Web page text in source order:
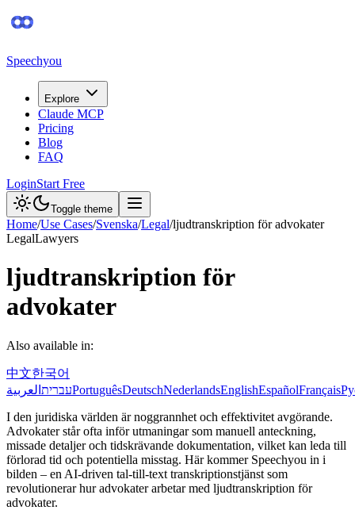
Speechyou
Explore
Claude MCP
Pricing
Blog
FAQ
LoginStart Free
Toggle theme
Home/Use Cases/Svenska/Legal/ljudtranskription för advokater
LegalLawyers
ljudtranskription för
advokater
Also available in:
中文한국어
עברית العربية PortuguêsDeutschNederlandsEnglishEspañolFrançais
I den juridiska världen är noggrannhet och effektivitet avgörande.
Advokater står ofta inför utmaningar som manuell anteckning,
missade detaljer och tidskrävande dokumentation, vilket kan leda till
förlorad tid och potentiella misstag. Här kommer Speechyou in i
bilden – en AI-driven tal-till-text transkriptionstjänst som
revolutionerar hur advokater arbetar med ljudtranskription för
advokater.